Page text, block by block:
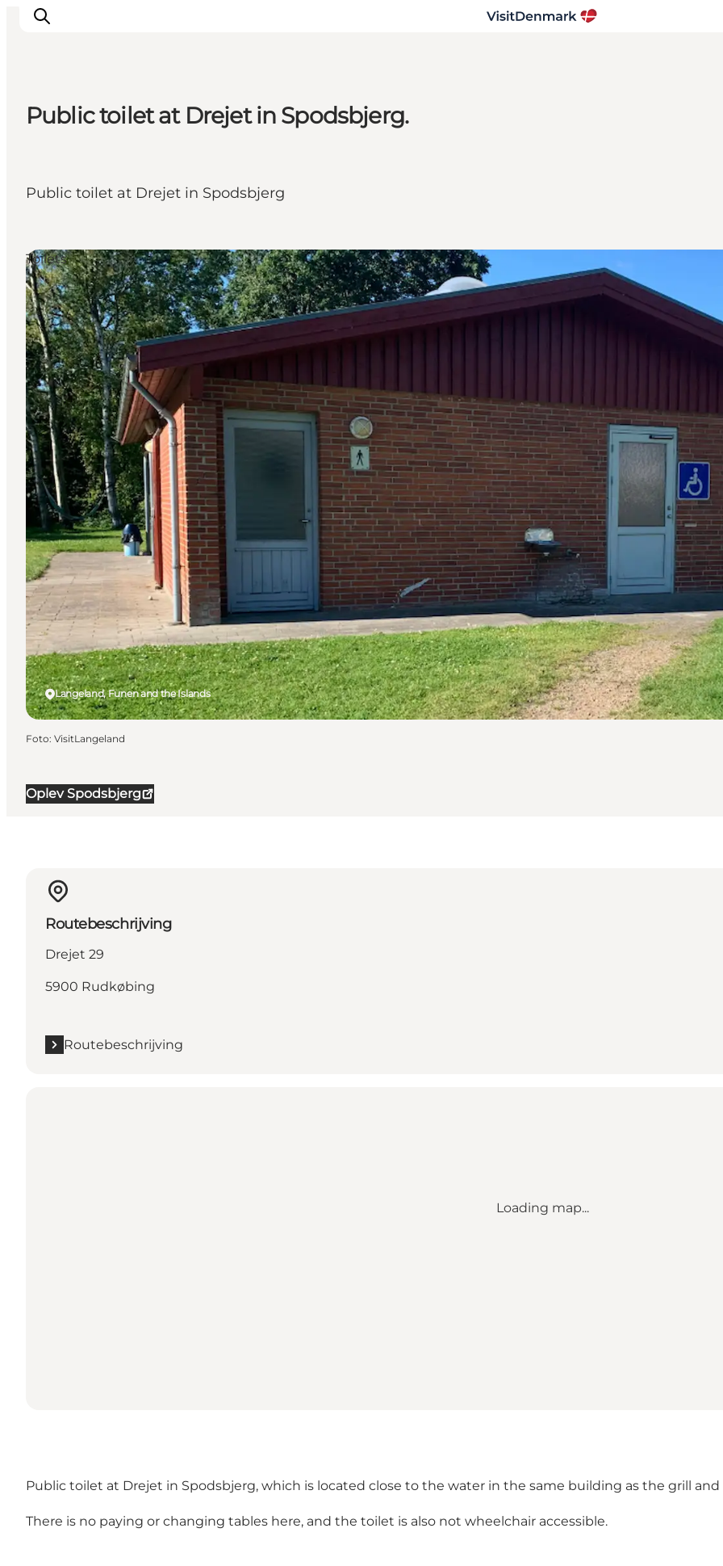
Wat te doen
Accommodaties
Public toilet at Drejet in Spodsbjerg.
Public toilet at Drejet in Spodsbjerg
Oplev Spodsbjerg
Langeland, Funen and the Islands
Toilets
Foto: VisitLangeland
Routebeschrijving
Drejet 29
5900 Rudkøbing
Routebeschrijving
Loading map...
Public toilet at Drejet in Spodsbjerg, which is located close to the water in the same building as the grill and
There is no paying or changing tables here, and the toilet is also not wheelchair accessible.